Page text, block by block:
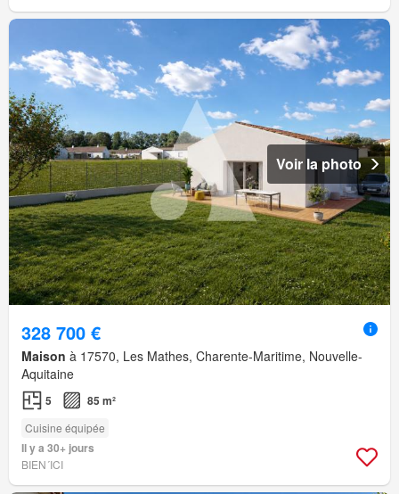
Voir la photo
328 700 €
Maison à 17570, Les Mathes, Charente-Maritime, Nouvelle-
Aquitaine
5 85 m²
Cuisine équipée
Il y a 30+ jours
BIEN´ICI